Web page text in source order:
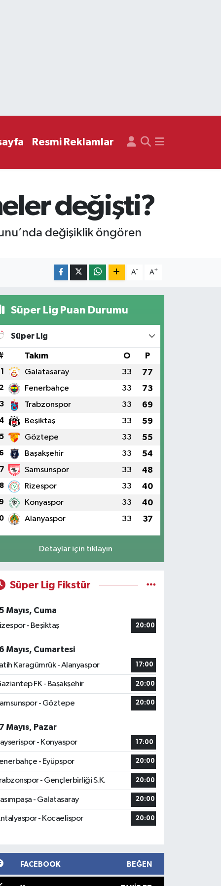
Resmi Reklamlar
değişti?
değişiklik öngören
A- A+
Süper Lig Puan Durumu
Süper Lig
Takım O P
1 Galatasaray 33 77
2 Fenerbahçe 33 73
3 Trabzonspor 33 69
4 Beşiktaş 33 59
5 Göztepe 33 55
6 Başakşehir 33 54
7 Samsunspor 33 48
8 Rizespor 33 40
9 Konyaspor 33 40
Alanyaspor 33 37
Detaylar için tıklayın
Süper Lig Fikstür
Mayıs, Cuma
- Beşiktaş
20:00
Mayıs, Cumartesi
Karagümrük - Alanyaspor
17:00
FK - Başakşehir 20:00
- Göztepe 20:00
Mayıs, Pazar
- Konyaspor
17:00
- Eyüpspor 20:00
- Gençlerbirliği S.K. 20:00
- Galatasaray 20:00
- Kocaelispor 20:00
FACEBOOK BEĞEN